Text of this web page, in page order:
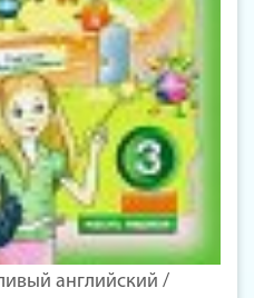
английский /